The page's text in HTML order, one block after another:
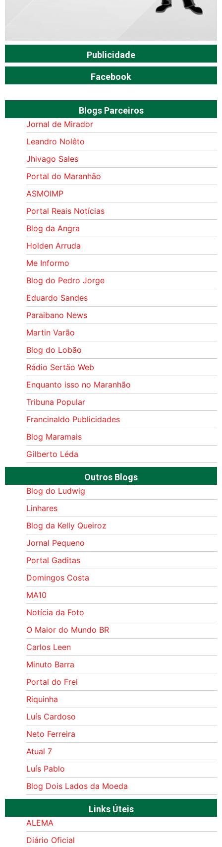
Publicidade
Facebook
Blogs Parceiros
Jornal de Mirador
Leandro Nolêto
Jhivago Sales
Portal do Maranhão
ASMOIMP
Portal Reais Notí­cias
Blog da Angra
Holden Arruda
Me Informo
Blog do Pedro Jorge
Eduardo Sandes
Paraibano News
Martin Varão
Blog do Lobão
Rádio Sertão Web
Enquanto isso no Maranhão
Tribuna Popular
Francinaldo Publicidades
Blog Maramais
Gilberto Léda
Outros Blogs
Blog do Ludwig
Linhares
Blog da Kelly Queiroz
Jornal Pequeno
Portal Gaditas
Domingos Costa
MA10
Notícia da Foto
O Maior do Mundo BR
Carlos Leen
Minuto Barra
Portal do Frei
Riquinha
Luís Cardoso
Neto Ferreira
Atual 7
Luís Pablo
Blog Dois Lados da Moeda
Links Úteis
ALEMA
Diário Oficial